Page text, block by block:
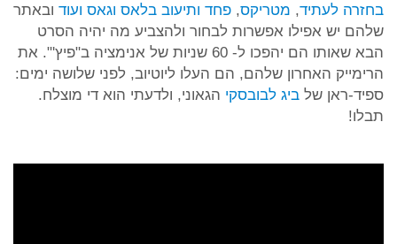
בחזרה לעתיד, מטריקס, פחד ותיעוב בלאס וגאס ועוד ובאתר
שלהם יש אפילו אפשרות לבחור ולהצביע מה יהיה הסרט
הבא שאותו הם יהפכו ל- 60 שניות של אנימציה ב"פיץ'". את
הרימייק האחרון שלהם, הם העלו ליוטיוב, לפני שלושה ימים:
ספיד-ראן של ביג לבובסקי הגאוני, ולדעתי הוא די מוצלח.
תבלו!